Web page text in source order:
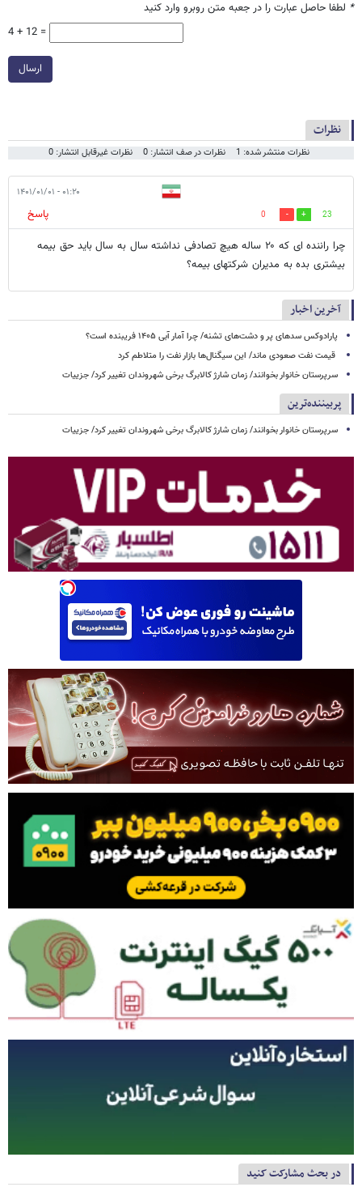
* لطفا حاصل عبارت را در جعبه متن روبرو وارد کنید
4 + 12 =
ارسال
نظرات
نظرات منتشر شده: 1 نظرات در صف انتشار: 0 نظرات غیرقابل انتشار: 0
۰۱:۲۰ - ۱۴۰۱/۰۱/۰۱
23
0
پاسخ
چرا راننده ای که ۲۰ ساله هیچ تصادفی نداشته سال به سال باید حق بیمه
بیشتری بده به مدیران شرکتهای بیمه؟
آخرین اخبار
پارادوکس سدهای پر و دشت‌های تشنه/ چرا آمار آبی ۱۴۰۵ فریبنده است؟
قیمت نفت صعودی ماند/ این سیگنال‌ها بازار نفت را متلاطم کرد
سرپرستان خانوار بخوانند/ زمان شارژ کالابرگ برخی شهروندان تغییر کرد/ جزییات
پربیننده‌ترین
سرپرستان خانوار بخوانند/ زمان شارژ کالابرگ برخی شهروندان تغییر کرد/ جزییات
در بحث مشارکت کنید